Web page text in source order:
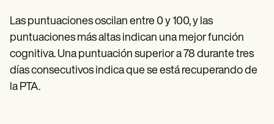
Las puntuaciones oscilan entre 0 y 100, y las
puntuaciones más altas indican una mejor función
cognitiva. Una puntuación superior a 78 durante tres
días consecutivos indica que se está recuperando de
la PTA.